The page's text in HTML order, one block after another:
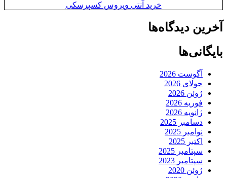
خرید آنتی ویروس کسپرسکی
آخرین دیدگاه‌ها
بایگانی‌ها
آگوست 2026
جولای 2026
ژوئن 2026
فوریه 2026
ژانویه 2026
دسامبر 2025
نوامبر 2025
اکتبر 2025
سپتامبر 2025
سپتامبر 2023
ژوئن 2020